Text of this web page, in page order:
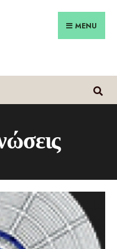
MENU